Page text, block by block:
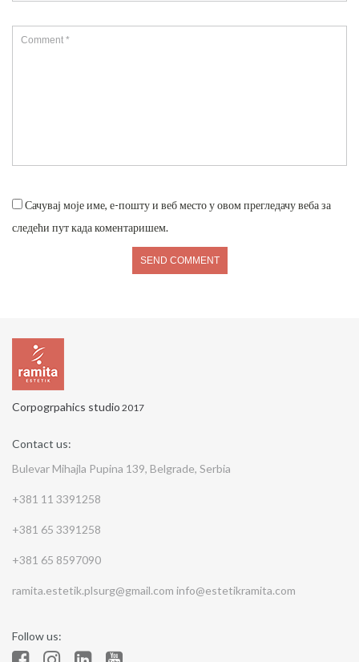
Сачувај моје име, е-пошту и веб место у овом прегледачу веба за
следећи пут када коментаришем.
Corpogrpahics studio 2017
Contact us:
Bulevar Mihajla Pupina 139, Belgrade, Serbia
+381 11 3391258
+381 65 3391258
+381 65 8597090
ramita.estetik.plsurg@gmail.com info@estetikramita.com
Follow us: